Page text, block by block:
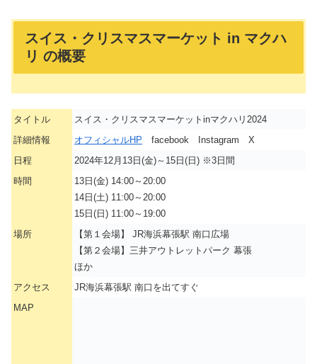
スイス・クリスマスマーケット in マクハ
リ の概要
タイトル
スイス・クリスマスマーケットinマクハリ2024
詳細情報
オフィシャルHP facebook Instagram X
日程
2024年12月13日(金)～15日(日) ※3日間
時間
13日(金) 14:00～20:00
14日(土) 11:00～20:00
15日(日) 11:00～19:00
場所
【第１会場】 JR海浜幕張駅 南口広場
【第２会場】三井アウトレットパーク 幕張
ほか
アクセス
JR海浜幕張駅 南口を出てすぐ
MAP